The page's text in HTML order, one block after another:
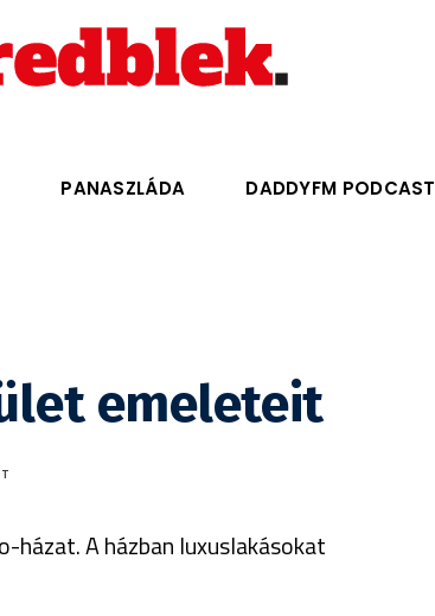
PANASZLÁDA DADDYFM PODCAST
emeleteit
házat. A házban luxuslakásokat